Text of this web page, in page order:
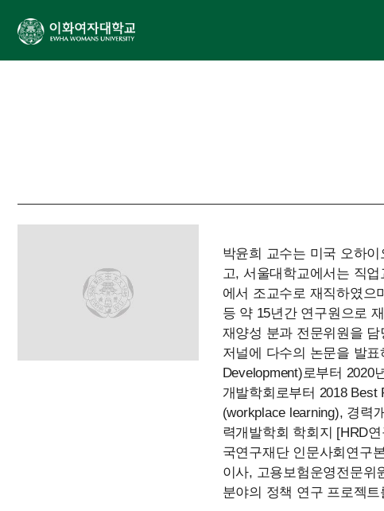
박윤희 교수는 미국 오하
고, 서울대학교에서는 직
에서 조교수로 재직하였으
등 약 15년간 연구원으로
재양성 분과 전문위원을
저널에 다수의 논문을 발
Development)로부터 2020
개발학회로부터 2018
(workplace learning), 경력
력개발학회 학회지 [HRD
국연구재단 인문사회연구
이사, 고용보험운영전문위
분야의 정책 연구 프로젝